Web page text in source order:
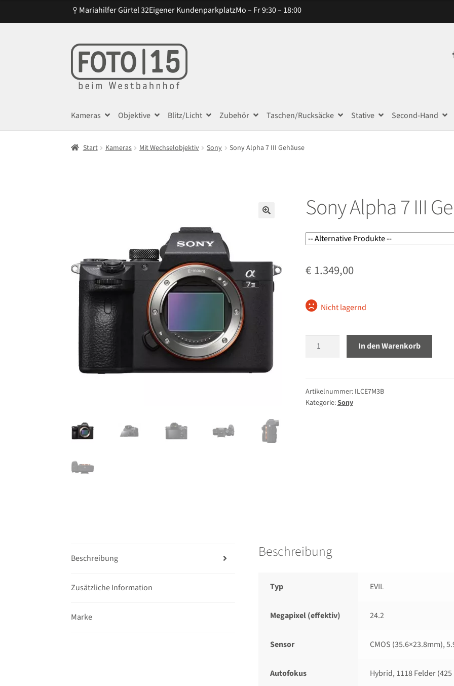
Mariahilfer Gürtel 32Eigener KundenparkplatzMo – Fr 9:30 – 18:00
Zur
Navigation
springen
Zum
Inhalt
springen
Kameras Objektive Blitz/Licht Zubehör Taschen/Rucksäcke Stative Second-Hand
Start Kameras Mit Wechselobjektiv Sony Sony Alpha 7 III Gehäuse
Sony Alpha 7 III
€ 1.349,00
Nicht lagernd
Sony
Gehäuse
Menge
In den Warenkorb
Artikelnummer: ILCE7M3B
Kategorie:Sony
Beschreibung
Zusätzliche Information
Marke
Beschreibung
Typ EVIL
Megapixel (effektiv) 24.2
Sensor CMOS (35.6×23.8mm),
Autofokus Hybrid, 1118 Felder